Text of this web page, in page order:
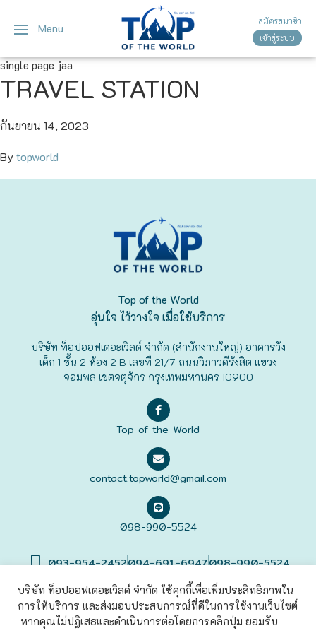
Menu
สมัครสมาชิก
เข้าสู่ระบบ
single page jaa
TRAVEL STATION
กันยายน 14, 2023
Bytopworld
Top of the World
อุ่นใจ ไว้วางใจ เมื่อใช้บริการ
บริษัท ท็อปออฟเดอะเวิลด์ จำกัด (สำนักงานใหญ่) อาคารวัง
เด็ก 1 ชั้น 2 ห้อง 2 B เลขที่ 21/7 ถนนวิภาวดีรังสิต แขวง
จอมพล เขตจตุจักร กรุงเทพมหานคร 10900
Top of the World
contact.topworld@gmail.com
098-990-5524
093-954-2452094-691-6947098-990-5524
©2022 Top of The World Co., Ltd. All rights Reserved. | เข้าสู่
บริษัท ท็อปออฟเดอะเวิลด์ จำกัด ใช้คุกกี้เพื่อเพิ่มประสิทธิภาพใน
การให้บริการ และส่งมอบประสบการณ์ที่ดีในการใช้งานเว็บไซต์
หากคุณไม่ปฏิเสธและดำเนินการต่อโดยการคลิกปุ่ม ยอมรับ
ญี่ปุ่นทัวร์ญี่ปุ่น
โตเกียว
โอซาก้า
เกียวโต
ฟุกุโอะกะ
ฟูระโนะ
เวียดนาม
ทัวร์เวียดนาม